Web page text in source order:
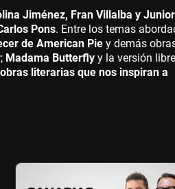
Jiménez, Fran Villalba y Junior
Pons. Entre los temas
de American Pie y demás
; Madama Butterfly y la versión
obras literarias que nos inspiran a